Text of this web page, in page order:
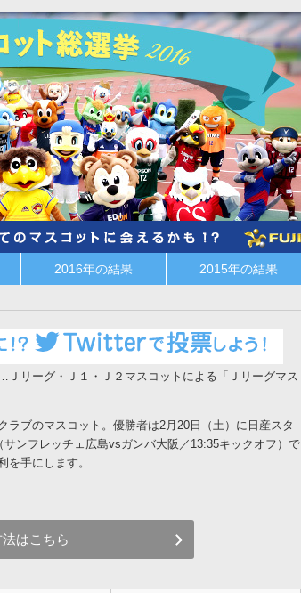
2016年の結果 2015年の結果
リーグ・Ｊ１・Ｊ２マスコットによる「Ｊリーグマス
ブのマスコット。優勝者は2月20日（土）に日産スタ
ンフレッチェ広島vsガンバ大阪／13:35キックオフ）で
手にします。
はこちら